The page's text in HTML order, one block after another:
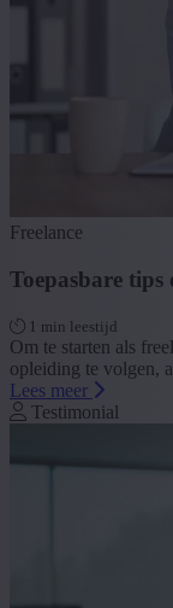
Freelance
Toepasbare
1 min leestijd
Om te starten als
opleiding te volgen,
Lees meer
Testimonial